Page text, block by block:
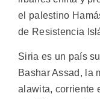
el palestino
de Resistencia
Siria es un país
Bashar Assad, la
alawita, corriente